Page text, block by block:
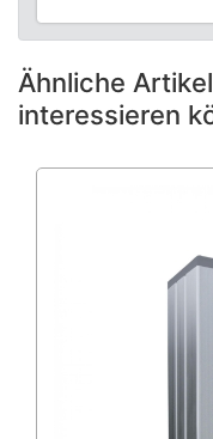
Ähnliche
interessieren